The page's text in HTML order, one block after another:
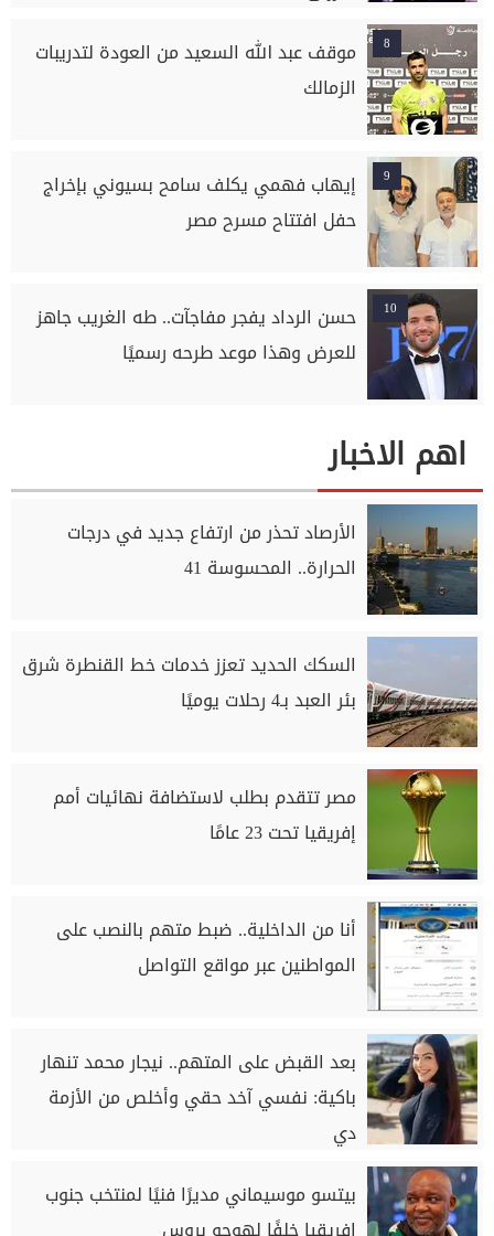
8
موقف عبد الله السعيد من العودة لتدريبات
الزمالك
9
إيهاب فهمي يكلف سامح بسيوني بإخراج
حفل افتتاح مسرح مصر
10
حسن الرداد يفجر مفاجآت.. طه الغريب جاهز
للعرض وهذا موعد طرحه رسميًا
اهم الاخبار
الأرصاد تحذر من ارتفاع جديد في درجات
الحرارة.. المحسوسة 41
السكك الحديد تعزز خدمات خط القنطرة شرق
بئر العبد بـ4 رحلات يوميًا
مصر تتقدم بطلب لاستضافة نهائيات أمم
إفريقيا تحت 23 عامًا
أنا من الداخلية.. ضبط متهم بالنصب على
المواطنين عبر مواقع التواصل
بعد القبض على المتهم.. نيجار محمد تنهار
باكية: نفسي آخد حقي وأخلص من الأزمة
دي
بيتسو موسيماني مديرًا فنيًا لمنتخب جنوب